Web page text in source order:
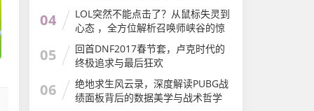
04
LOL突然不能点击了？从鼠标失灵到
心态 ，全方位解析召唤师峡谷的惊
魂时刻lol突然不能点击了怎么回事
05
回首DNF2017春节套，卢克时代的
终极追求与最后狂欢
06
绝地求生风云录，深度解读PUBG战
绩面板背后的数据美学与战术哲学